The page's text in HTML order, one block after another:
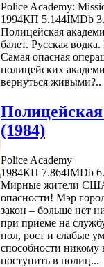
Police Academy:
1994КП 5.144IMDb
Полицейская
балет. Русская
Самая опасная
полицейских
вернуться живыми?..
(1984)
Police Academy
1984КП 7.864IMDb
Мирные жители США
опасности! Мэр
закон – больше нет
при приеме на
пол, рост и слабые
способности
поступить в полиц...